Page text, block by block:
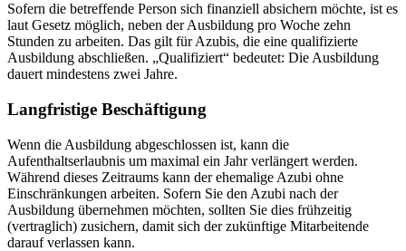
Sofern die betreffende Person sich finanziell absichern möchte, ist es
laut Gesetz möglich, neben der Ausbildung pro Woche zehn
Stunden zu arbeiten. Das gilt für Azubis, die eine qualifizierte
Ausbildung abschließen. „Qualifiziert“ bedeutet: Die Ausbildung
dauert mindestens zwei Jahre.
Langfristige Beschäftigung
Wenn die Ausbildung abgeschlossen ist, kann die
Aufenthaltserlaubnis um maximal ein Jahr verlängert werden.
Während dieses Zeitraums kann der ehemalige Azubi ohne
Einschränkungen arbeiten. Sofern Sie den Azubi nach der
Ausbildung übernehmen möchten, sollten Sie dies frühzeitig
(vertraglich) zusichern, damit sich der zukünftige Mitarbeitende
darauf verlassen kann.